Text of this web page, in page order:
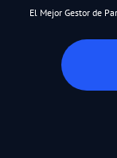
El Mejor Gestor de